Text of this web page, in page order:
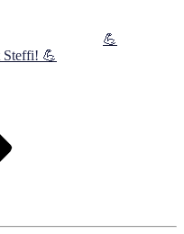
💪
Steffi! 💪